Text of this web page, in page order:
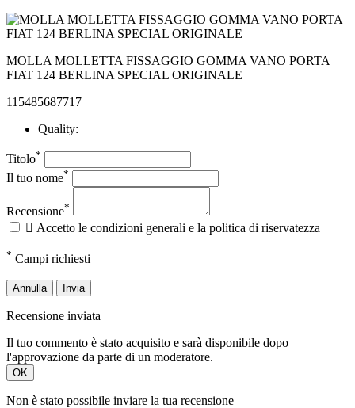
MOLLA MOLLETTA FISSAGGIO GOMMA VANO PORTA
FIAT 124 BERLINA SPECIAL ORIGINALE
115485687717
Quality:
Titolo*
Il tuo nome*
Recensione*
 Accetto le condizioni generali e la politica di riservatezza
* Campi richiesti
Annulla Invia
Recensione inviata
Il tuo commento è stato acquisito e sarà disponibile dopo
l'approvazione da parte di un moderatore.
OK
Non è stato possibile inviare la tua recensione